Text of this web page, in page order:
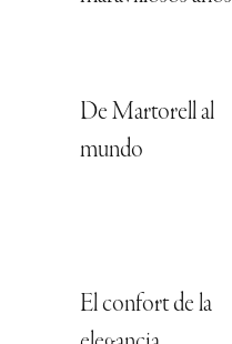
De Martorell al
mundo
El confort de la